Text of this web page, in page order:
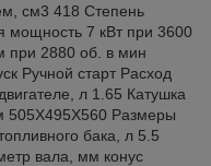
см3 418 Степень
мощность 7 кВт при 3600
при 2880 об. в мин
Ручной старт Расход
л 1.65 Катушка
505Х495Х560 Размеры
бака, л 5.5
вала, мм конус